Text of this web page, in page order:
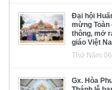
Đại hội
mừng Toàn
thông, mở
giáo Việt
Thứ Năm
Gx. Hòa